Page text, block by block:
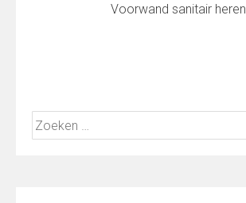
Voorwand sanitair heren
Zoeken
naar: